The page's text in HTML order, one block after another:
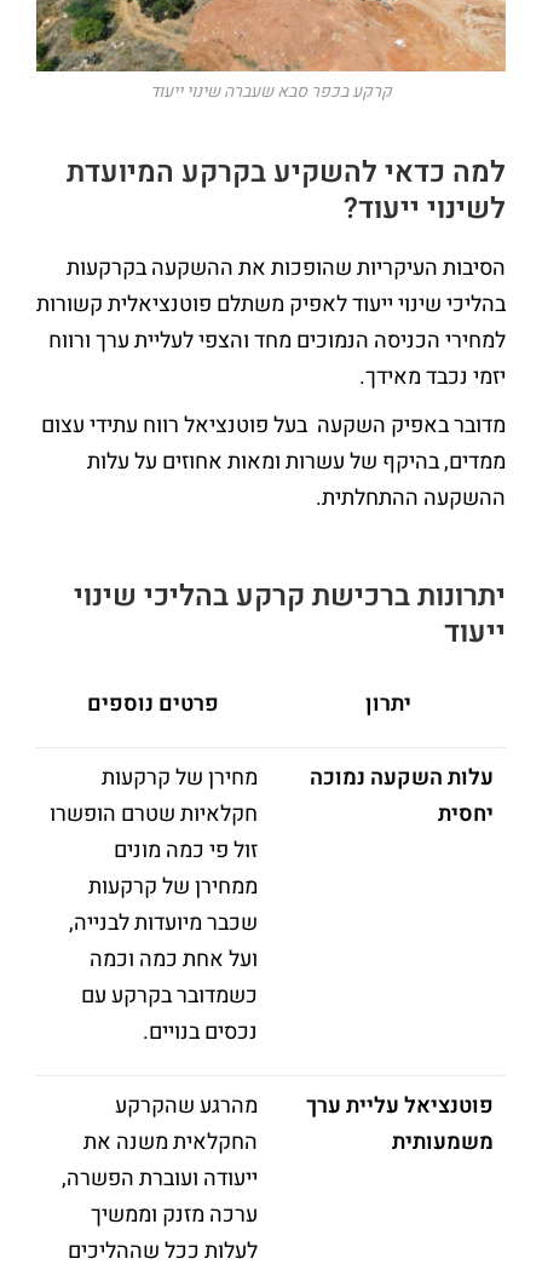
קרקע בכפר סבא שעברה שינוי ייעוד
למה כדאי להשקיע בקרקע המיועדת
לשינוי ייעוד?
הסיבות העיקריות שהופכות את ההשקעה בקרקעות
בהליכי שינוי ייעוד לאפיק משתלם פוטנציאלית קשורות
למחירי הכניסה הנמוכים מחד והצפי לעליית ערך ורווח
יזמי נכבד מאידך.
מדובר באפיק השקעה בעל פוטנציאל רווח עתידי עצום
ממדים, בהיקף של עשרות ומאות אחוזים על עלות
ההשקעה ההתחלתית.
יתרונות ברכישת קרקע בהליכי שינוי
ייעוד
יתרון פרטים נוספים
עלות השקעה נמוכה
יחסית
מחירן של קרקעות
חקלאיות שטרם הופשרו
זול פי כמה מונים
ממחירן של קרקעות
שכבר מיועדות לבנייה,
ועל אחת כמה וכמה
כשמדובר בקרקע עם
נכסים בנויים.
פוטנציאל עליית ערך
משמעותית
מהרגע שהקרקע
החקלאית משנה את
ייעודה ועוברת הפשרה,
ערכה מזנק וממשיך
לעלות ככל שההליכים